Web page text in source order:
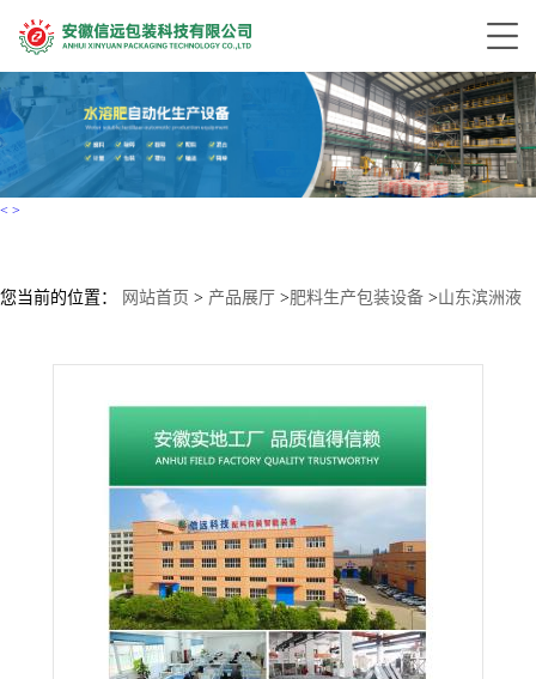
< >
您当前的位置： 网站首页 > 产品展厅 >肥料生产包装设备 >山东滨洲液